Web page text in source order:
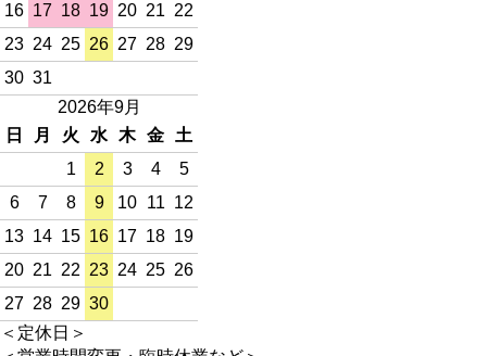
16 17 18 19 20 21 22
23 24 25 26 27 28 29
30 31
2026年9月
日
月 火 水 木 金
土
1
2 3 4
5
6
7 8 9 10 11 12
13 14 15 16 17 18 19
20 21 22 23 24 25 26
27 28 29 30
＜定休日＞